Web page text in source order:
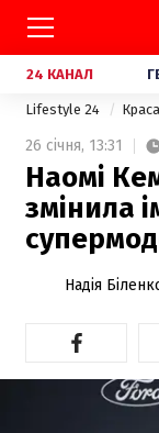
24 КАНАЛ
Lifestyle 24 Краса
26 січня, 13:31
Наомі
змінила
Надія